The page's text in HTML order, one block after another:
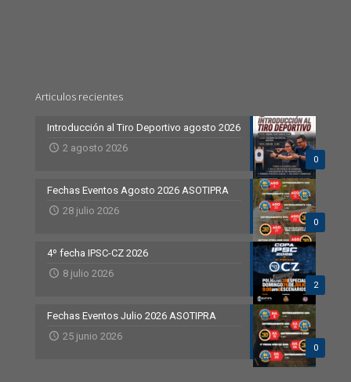
Articulos recientes
0
Introducción al Tiro Deportivo agosto 2026
2 agosto 2026
0
Fechas Eventos Agosto 2026 ASOTIPRA
28 julio 2026
2
4º fecha IPSC-CZ 2026
8 julio 2026
0
Fechas Eventos Julio 2026 ASOTIPRA
25 junio 2026